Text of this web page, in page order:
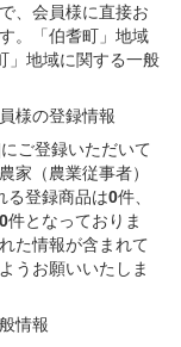
、会員様に直接お
。「伯耆町」地域
」地域に関する一般
様の登録情報
ご登録いただいて
家（農業従事者）
る登録商品は0件、
0件となっておりま
た情報が含まれて
うお願いいたしま
情報